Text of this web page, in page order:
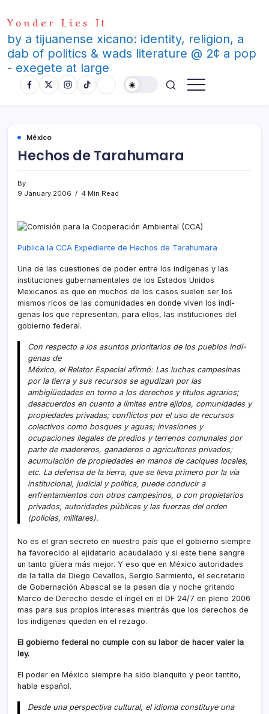
to
content
Yonder Lies It
by a tijuanense xicano: identity, religion, a
dab of politics & wads literature @ 2¢ a pop
- exegete at large
México
Hechos de Tarahumara
By
9 January 2006
4 Min Read
Publica la CCA Expediente de Hechos de Tarahumara
Una de las cuestiones de poder entre los indí­genas y las
instituciones gubernamentales de los Estados Unidos
Mexicanos es que en muchos de los casos suelen ser los
mismos ricos de las comunidades en donde viven los indí­
genas los que representan, para ellos, las instituciones del
gobierno federal.
Con respecto a los asuntos prioritarios de los pueblos indí­
genas de
México, el Relator Especial afirmó: Las luchas campesinas
por la tierra y sus recursos se agudizan por las
ambigíüedades en torno a los derechos y tí­tulos agrarios;
desacuerdos en cuanto a lí­mites entre ejidos, comunidades y
propiedades privadas; conflictos por el uso de recursos
colectivos como bosques y aguas; invasiones y
ocupaciones ilegales de predios y terrenos comunales por
parte de madereros, ganaderos o agricultores privados;
acumulación de propiedades en manos de caciques locales,
etc. La defensa de la tierra, que se lleva primero por la ví­a
institucional, judicial y polí­tica, puede conducir a
enfrentamientos con otros campesinos, o con propietarios
privados, autoridades públicas y las fuerzas del orden
(policí­as, militares).
No es el gran secreto en nuestro paí­s que el gobierno siempre
ha favorecido al ejidatario acaudalado y si este tiene sangre
un tanto gíüera más mejor. Y eso que en México autoridades
de la talla de Diego Cevallos, Sergio Sarmiento, el secretario
de Gobernación Abascal se la pasan dí­a y noche gritando
Marco de Derecho desde el íngel en el DF 24/7 en pleno 2006
mas para sus propios intereses mientrás que los derechos de
los indí­genas quedan en el rezago.
El gobierno federal no cumple con su labor de hacer valer la
ley.
El poder en México siempre ha sido blanquito y peor tantito,
habla español.
Desde una perspectiva cultural, el idioma constituye una